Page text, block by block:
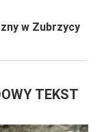
w Zubrzycy
TEKST